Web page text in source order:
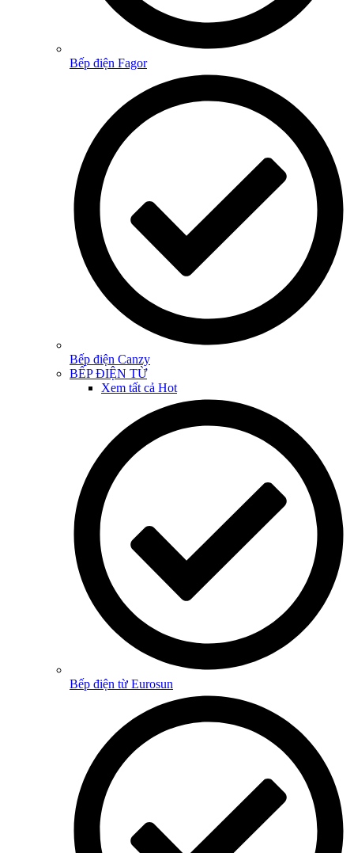
Bếp điện Fagor
Bếp điện Canzy
BẾP ĐIỆN TỪ
Xem tất cả Hot
Bếp điện từ Eurosun